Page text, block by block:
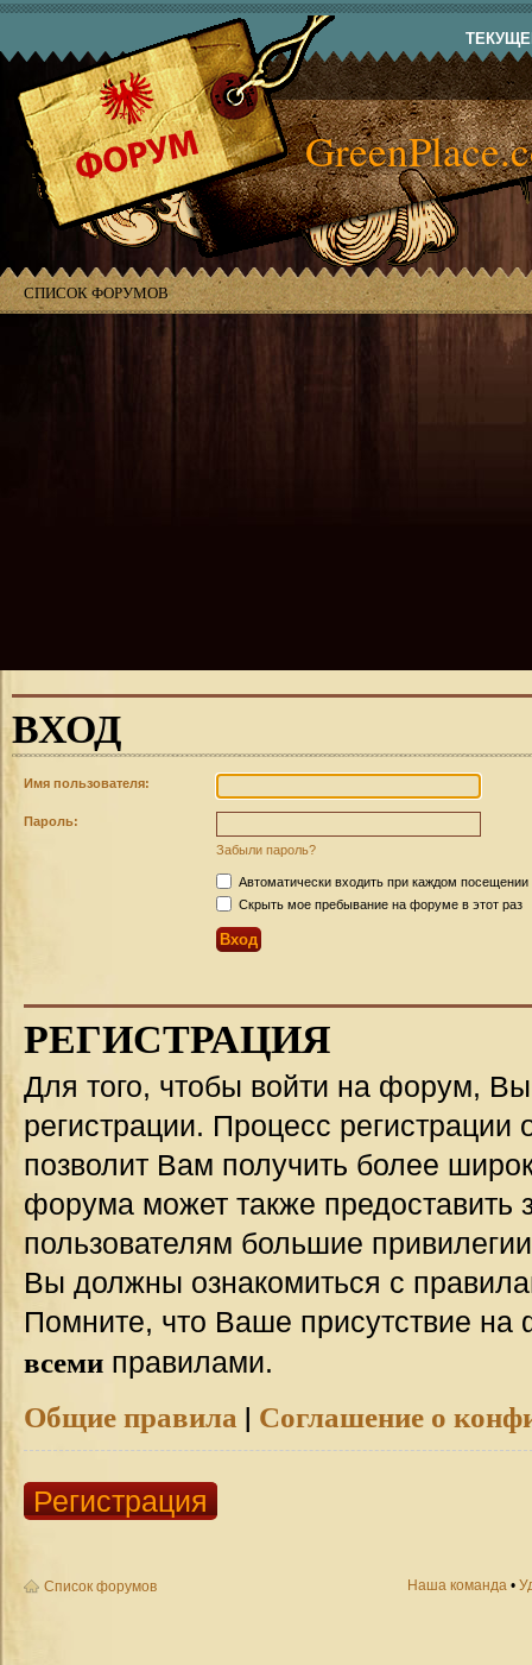
СПИСОК ФОРУМОВ
ВХОД
Имя пользователя:
Пароль:
Забыли пароль?
Автоматически входить при каждом посещении
Скрыть мое пребывание на форуме в этот раз
РЕГИСТРАЦИЯ
Для того, чтобы войти на форум,
регистрации. Процесс регистрации
позволит Вам получить более
форума может также предоставить
пользователям большие
Вы должны ознакомиться с
Помните, что Ваше присутствие на
всеми правилами.
Общие правила | Соглашение о
Регистрация
Список форумов Наша команда •